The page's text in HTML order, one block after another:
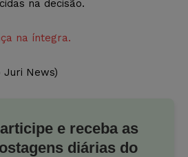
na decisão.
na íntegra.
Juri News)
e receba as
diárias do